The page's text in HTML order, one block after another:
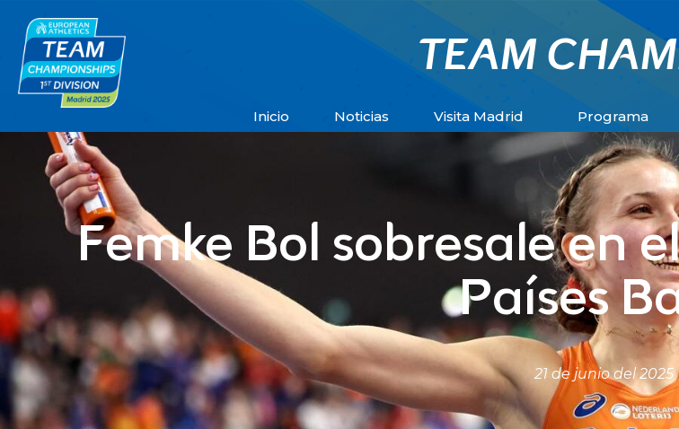
TEAM
Inicio Noticias Visita Madrid Programa
Femke Bol sobresale en
Países
21 de junio del 2025